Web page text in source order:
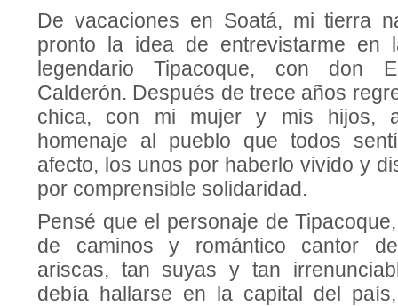
De vacaciones en Soatá, mi tierra
pronto la idea de entrevistarme en
legendario Tipacoque, con don
Calderón. Después de trece años
chica, con mi mujer y mis hijos,
homenaje al pueblo que todos
afecto, los unos por haberlo vivido y
por comprensible solidaridad.
Pensé que el personaje de
de caminos y romántico cantor
ariscas, tan suyas y tan
debía hallarse en la capital del